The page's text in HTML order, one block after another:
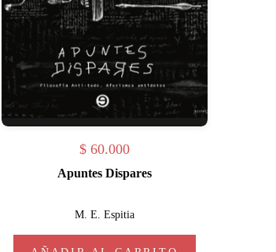
$60.000
Apuntes Dispares
M. E. Espitia